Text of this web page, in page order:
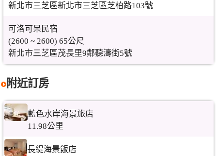
新北市三芝區新北市三芝區芝柏路103號
可洛可呆民宿
(2600 ~ 2600) 65公尺
新北市三芝區茂長里9鄰聽濤街5號
附近訂房
藍色水岸海景旅店
11.98公里
長緹海景飯店